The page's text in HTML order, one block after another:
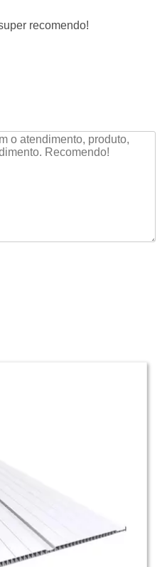
recomendo!